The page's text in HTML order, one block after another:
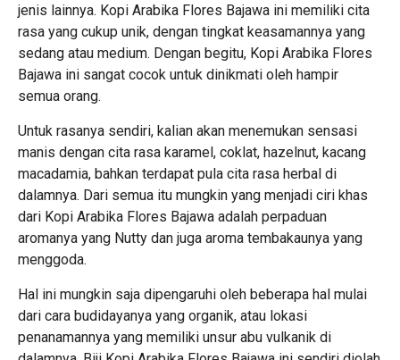
jenis lainnya. Kopi Arabika Flores Bajawa ini memiliki cita
rasa yang cukup unik, dengan tingkat keasamannya yang
sedang atau medium. Dengan begitu, Kopi Arabika Flores
Bajawa ini sangat cocok untuk dinikmati oleh hampir
semua orang.
Untuk rasanya sendiri, kalian akan menemukan sensasi
manis dengan cita rasa karamel, coklat, hazelnut, kacang
macadamia, bahkan terdapat pula cita rasa herbal di
dalamnya. Dari semua itu mungkin yang menjadi ciri khas
dari Kopi Arabika Flores Bajawa adalah perpaduan
aromanya yang Nutty dan juga aroma tembakaunya yang
menggoda.
Hal ini mungkin saja dipengaruhi oleh beberapa hal mulai
dari cara budidayanya yang organik, atau lokasi
penanamannya yang memiliki unsur abu vulkanik di